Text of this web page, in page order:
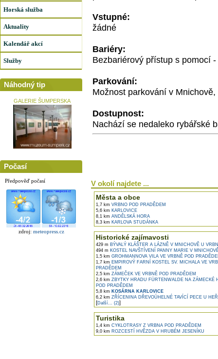
Horská služba
Aktuality
Kalendář akcí
Služby
Náhodný tip
GALERIE ŠUMPERSKA
Počasí
Předpověď počasí
zdroj: meteopress.cz
Vstupné:
žádné
Bariéry:
Bezbariérový přístup s pomocí
Parkování:
Možnost parkování v
Dostupnost:
Nachází se nedaleko rybářské
V okolí najdete ...
Města a obce
1,7 km VRBNO POD PRADĚDEM
5,6 km KARLOVICE
8,1 km ANDĚLSKÁ HORA
8,3 km KARLOVA STUDÁNKA
Historické zajímavosti
429 m BÝVALÝ KLÁŠTER A LÁZNĚ V MNICHOVĚ U
494 m KOSTEL NAVŠTÍVENÍ PANNY MARIE V
1,5 km GROHMANNOVA VILA VE VRBNĚ POD
1,7 km EMPIROVÝ FARNÍ KOSTEL SV. MICHALA VE
PRADĚDEM
2,5 km ZÁMEČEK VE VRBNĚ POD PRADĚDEM
2,6 km ZBYTKY HRADU FÜRTENWALDE NA ZÁMECKÉ
POD PRADĚDEM
5,8 km KOSÁRNA KARLOVICE
6,2 km ZŘÍCENINA DŘEVOÚHELNÉ TAVÍCÍ PECE U
[Další... (2)]
Turistika
1,4 km CYKLOTRASY Z VRBNA POD PRADĚDEM
9,0 km ROZCESTÍ HVĚZDA V HRUBÉM JESENÍKU